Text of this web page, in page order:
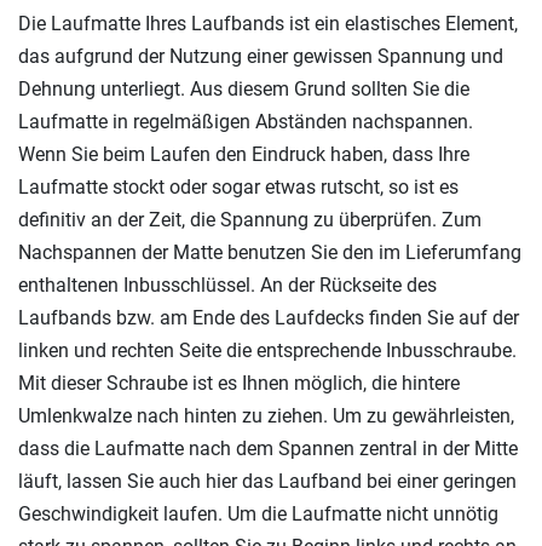
Die Laufmatte Ihres Laufbands ist ein elastisches Element,
das aufgrund der Nutzung einer gewissen Spannung und
Dehnung unterliegt. Aus diesem Grund sollten Sie die
Laufmatte in regelmäßigen Abständen nachspannen.
Wenn Sie beim Laufen den Eindruck haben, dass Ihre
Laufmatte stockt oder sogar etwas rutscht, so ist es
definitiv an der Zeit, die Spannung zu überprüfen. Zum
Nachspannen der Matte benutzen Sie den im Lieferumfang
enthaltenen Inbusschlüssel. An der Rückseite des
Laufbands bzw. am Ende des Laufdecks finden Sie auf der
linken und rechten Seite die entsprechende Inbusschraube.
Mit dieser Schraube ist es Ihnen möglich, die hintere
Umlenkwalze nach hinten zu ziehen. Um zu gewährleisten,
dass die Laufmatte nach dem Spannen zentral in der Mitte
läuft, lassen Sie auch hier das Laufband bei einer geringen
Geschwindigkeit laufen. Um die Laufmatte nicht unnötig